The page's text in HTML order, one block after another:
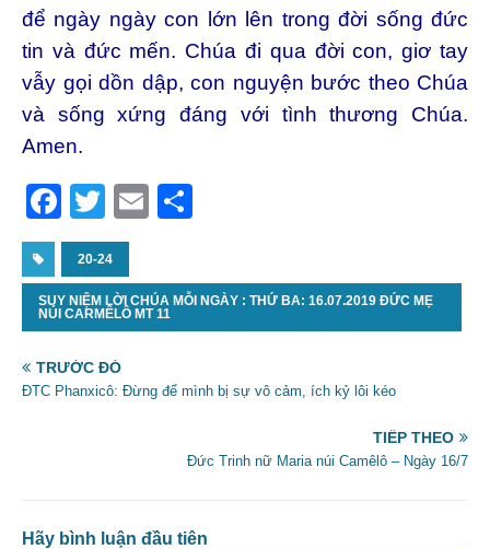
để ngày ngày con lớn lên trong đời sống đức
tin và đức mến. Chúa đi qua đời con, giơ tay
vẫy gọi dồn dập, con nguyện bước theo Chúa
và sống xứng đáng với tình thương Chúa.
Amen.
F
a
c
e
b
o
T
w
itt
er
E
l
e
20-24
SUY NIỆM LỜI CHÚA MỖI NGÀY : THỨ BA: 16.07.2019 ĐỨC MẸ
NÚI CARMÊLÔ MT 11
TRƯỚC ĐÓ
ĐTC Phanxicô: Đừng để mình bị sự vô cảm, ích kỷ lôi kéo
TIẾP THEO
Đức Trinh nữ Maria núi Camêlô – Ngày 16/7
Hãy bình luận đầu tiên